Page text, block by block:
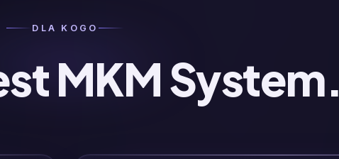
DLA KOGO
MKM System.